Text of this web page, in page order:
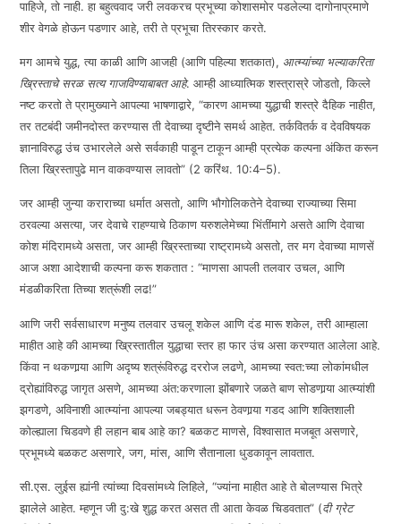
पाहिजे, तो नाही. हा बहुत्ववाद जरी लवकरच प्रभूच्या कोशासमोर पडलेल्या दागोनाप्रमाणे
शीर वेगळे होऊन पडणार आहे, तरी ते प्रभूचा तिरस्कार करते.
मग आमचे युद्ध, त्या काळी आणि आजही (आणि पहिल्या शतकात), आत्म्यांच्या भल्याकरिता
ख्रिस्ताचे सरळ सत्य गाजविण्याबाबत आहे. आम्ही आध्यात्मिक शस्त्रास्रे जोडतो, किल्ले
नष्ट करतो ते प्रामुख्याने आपल्या भाषणाद्वारे, “कारण आमच्या युद्धाची शस्त्रे दैहिक नाहीत,
तर तटबंदी जमीनदोस्त करण्यास ती देवाच्या दृष्टीने समर्थ आहेत. तर्कवितर्क व देवविषयक
ज्ञानाविरुद्ध उंच उभारलेले असे सर्वकाही पाडून टाकून आम्ही प्रत्येक कल्पना अंकित करून
तिला ख्रिस्तापुढे मान वाकवण्यास लावतो” (2 करिंथ. 10:4–5).
जर आम्ही जुन्या कराराच्या धर्मात असतो, आणि भौगोलिकतेने देवाच्या राज्याच्या सिमा
ठरवल्या असत्या, जर देवाचे राहण्याचे ठिकाण यरुशलेमेच्या भिंतींमागे असते आणि देवाचा
कोश मंदिरामध्ये असता, जर आम्ही ख्रिस्ताच्या राष्ट्रामध्ये असतो, तर मग देवाच्या माणसें
आज अशा आदेशाची कल्पना करू शकतात : “माणसा आपली तलवार उचल, आणि
मंडळीकरिता तिच्या शत्रूंशी लढ!”
आणि जरी सर्वसाधारण मनुष्य तलवार उचलू शकेल आणि दंड मारू शकेल, तरी आम्हाला
माहीत आहे की आमच्या ख्रिस्तातील युद्धाचा स्तर हा फार उंच असा करण्यात आलेला आहे.
किंवा न थकणार्‍या आणि अदृष्य शत्रूंविरुद्ध दररोज लढणे, आमच्या स्वत:च्या लोकांमधील
द्रोह्यांविरुद्ध जागृत असणे, आमच्या अंत:करणाला झोंबणारे जळते बाण सोडणार्‍या आत्म्यांशी
झगडणे, अविनाशी आत्म्यांना आपल्या जबड्यात धरून ठेवणार्‍या गडद आणि शक्तिशाली
कोल्ह्याला चिडवणे ही लहान बाब आहे का? बळकट माणसे, विश्वासात मजबूत असणारे,
प्रभूमध्ये बळकट असणारे, जग, मांस, आणि सैतानाला धुडकावून लावतात.
सी.एस. लुईस ह्यांनी त्यांच्या दिवसांमध्ये लिहिले, “ज्यांना माहीत आहे ते बोलण्यास भित्रे
झालेले आहेत. म्हणून जी दु:खे शुद्ध करत असत ती आता केवळ चिडवतात” (दी ग्रेट